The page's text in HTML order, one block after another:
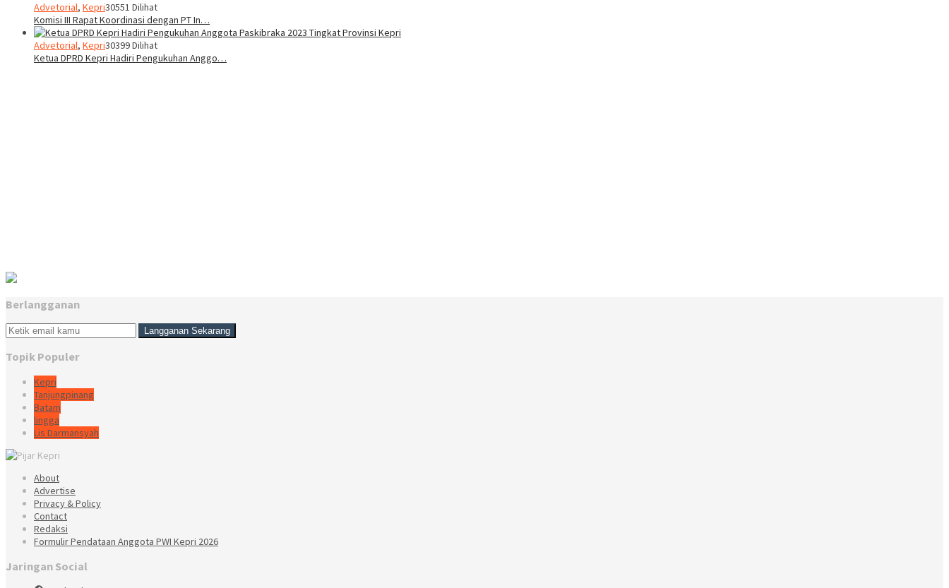
Advetorial, Kepri30551 Dilihat
Komisi III Rapat Koordinasi dengan PT In…
Advetorial, Kepri30399 Dilihat
Ketua DPRD Kepri Hadiri Pengukuhan Anggo…
Berlangganan
Topik Populer
Kepri
Tanjungpinang
Batam
lingga
Lis Darmansyah
About
Advertise
Privacy & Policy
Contact
Redaksi
Formulir Pendataan Anggota PWI Kepri 2026
Jaringan Social